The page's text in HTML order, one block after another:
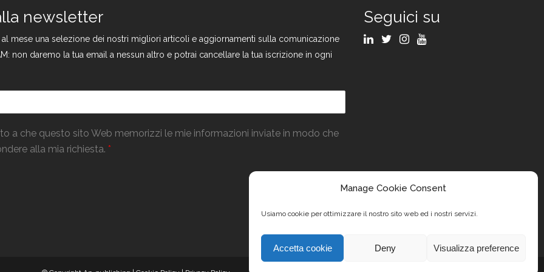
Manage Cookie Consent
Usiamo cookie per ottimizzare il nostro sito web ed i nostri servizi.
Accetta cookie Deny Visualizza preference
newsletter
al mese una selezione dei nostri migliori articoli e aggiornamenti sulla comunicazione
non daremo la tua email a nessun altro e potrai cancellare la tua iscrizione in ogni
a che questo sito Web memorizzi le mie informazioni inviate in modo che
alla mia richiesta. *
Seguici su